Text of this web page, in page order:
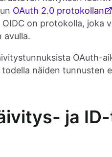
OAuth 2.0 protokollan
on protokolla, joka
avulla.
OAuth-
näiden tunnusten
ja